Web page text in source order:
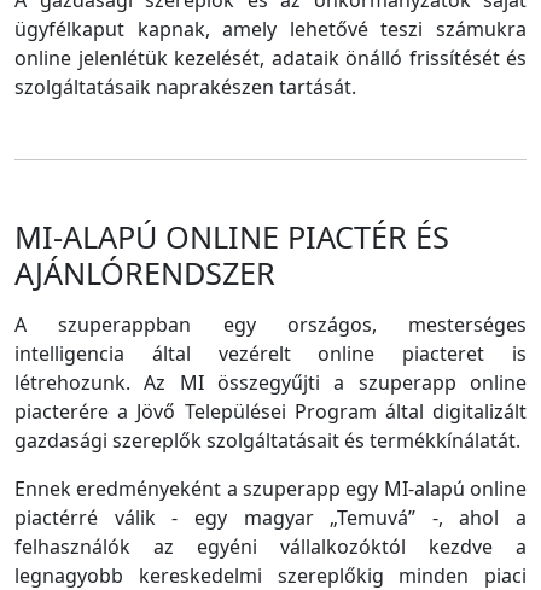
ügyfélkaput kapnak, amely lehetővé teszi számukra
online jelenlétük kezelését, adataik önálló frissítését és
szolgáltatásaik naprakészen tartását.
MI-ALAPÚ ONLINE PIACTÉR ÉS
AJÁNLÓRENDSZER
A szuperappban egy országos, mesterséges
intelligencia által vezérelt online piacteret is
létrehozunk. Az MI összegyűjti a szuperapp online
piacterére a Jövő Települései Program által digitalizált
gazdasági szereplők szolgáltatásait és termékkínálatát.
Ennek eredményeként a szuperapp egy MI-alapú online
piactérré válik - egy magyar „Temuvá” -, ahol a
felhasználók az egyéni vállalkozóktól kezdve a
legnagyobb kereskedelmi szereplőkig minden piaci